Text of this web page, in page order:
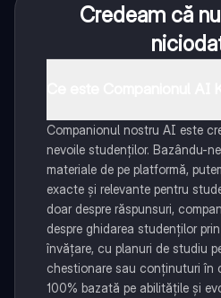
Credeam că
Companionul nostru AI este
nevoile studenților. Bazându-
materiale de pe platformă,
exacte și relevante pentru
doar despre răspunsuri,
despre ghidarea studenților
învățare, cu planuri de studiu
chestionare sau conținuturi în
100% bazată pe abilitățile și